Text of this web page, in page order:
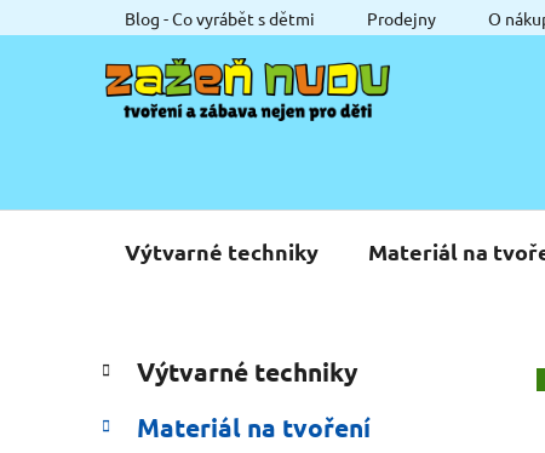
na
Blog - Co vyrábět s dětmi Prodejny O
Výtvarné techniky Materiál na
P
o
s
Přeskočit
kategorie
a
e
Výtvarné techniky
Materiál na tvoření